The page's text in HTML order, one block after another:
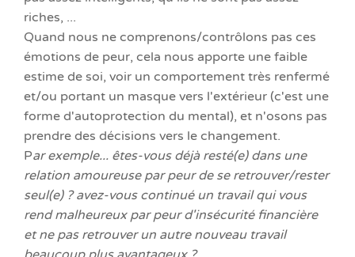
riches, ...
Quand nous ne comprenons/contrôlons pas ces
émotions de peur, cela nous apporte une faible
estime de soi, voir un comportement très renfermé
et/ou portant un masque vers l'extérieur (c'est une
forme d'autoprotection du mental), et n'osons pas
prendre des décisions vers le changement.
Par exemple... êtes-vous déjà resté(e) dans une
relation amoureuse par peur de se retrouver/rester
seul(e) ? avez-vous continué un travail qui vous
rend malheureux par peur d'insécurité financière
et ne pas retrouver un autre nouveau travail